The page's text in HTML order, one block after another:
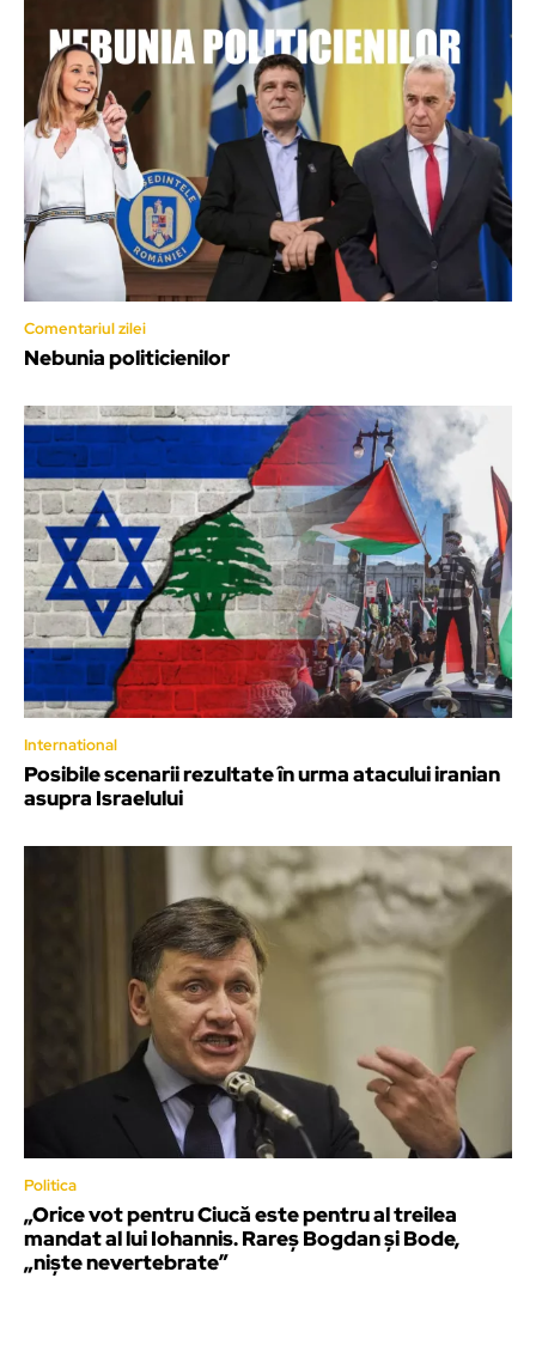
Comentariul zilei
Nebunia politicienilor
International
Posibile scenarii rezultate în urma atacului iranian
asupra Israelului
Politica
„Orice vot pentru Ciucă este pentru al treilea
mandat al lui Iohannis. Rareș Bogdan și Bode,
„niște nevertebrate”